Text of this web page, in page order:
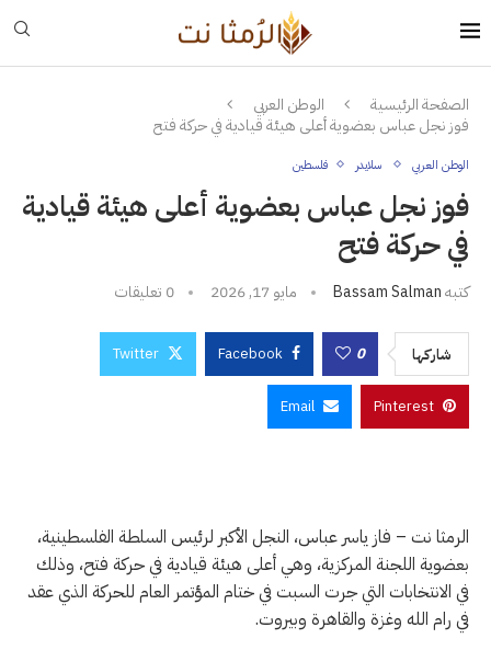
الصفحة الرئيسية
الوطن العربي
فوز نجل عباس بعضوية أعلى هيئة قيادية في حركة فتح
الوطن العربي سلايدر فلسطين
فوز نجل عباس بعضوية أعلى هيئة قيادية
في حركة فتح
كتبهBassam Salman مايو 17, 2026 0 تعليقات
شاركها 0
Facebook
Twitter
Pinterest
Email
الرمثا نت – فاز ياسر عباس، النجل الأكبر لرئيس السلطة الفلسطينية،
بعضوية اللجنة المركزية، وهي أعلى هيئة قيادية في حركة فتح، وذلك
في الانتخابات التي جرت السبت في ختام المؤتمر العام للحركة الذي عقد
في رام الله وغزة والقاهرة وبيروت.